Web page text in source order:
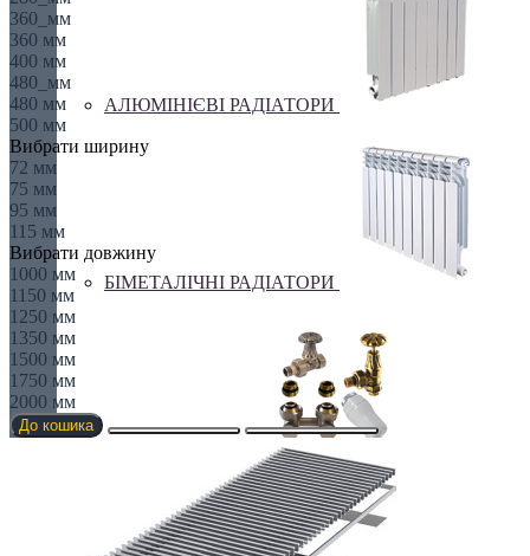
АЛЮМІНІЄВІ РАДІАТОРИ
БІМЕТАЛІЧНІ РАДІАТОРИ
Все для радіаторів
360_мм
360 мм
400 мм
480_мм
480 мм
500 мм
Вибрати ширину
72 мм
75 мм
95 мм
115 мм
Вибрати довжину
1000 мм
1150 мм
1250 мм
1350 мм
1500 мм
1750 мм
2000 мм
До кошика